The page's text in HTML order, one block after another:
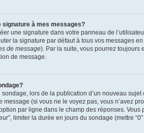
signature à mes messages?
une signature dans votre panneau de
la signature par défaut à tous vos messages
de message). Par la suite, vous pourrez toujours
de message.
sondage, lors de la publication d’un nouveau
message (si vous ne le voyez pas, vous n’avez
par ligne dans le champ des réponses.
limiter la durée en jours du sondage (mettre